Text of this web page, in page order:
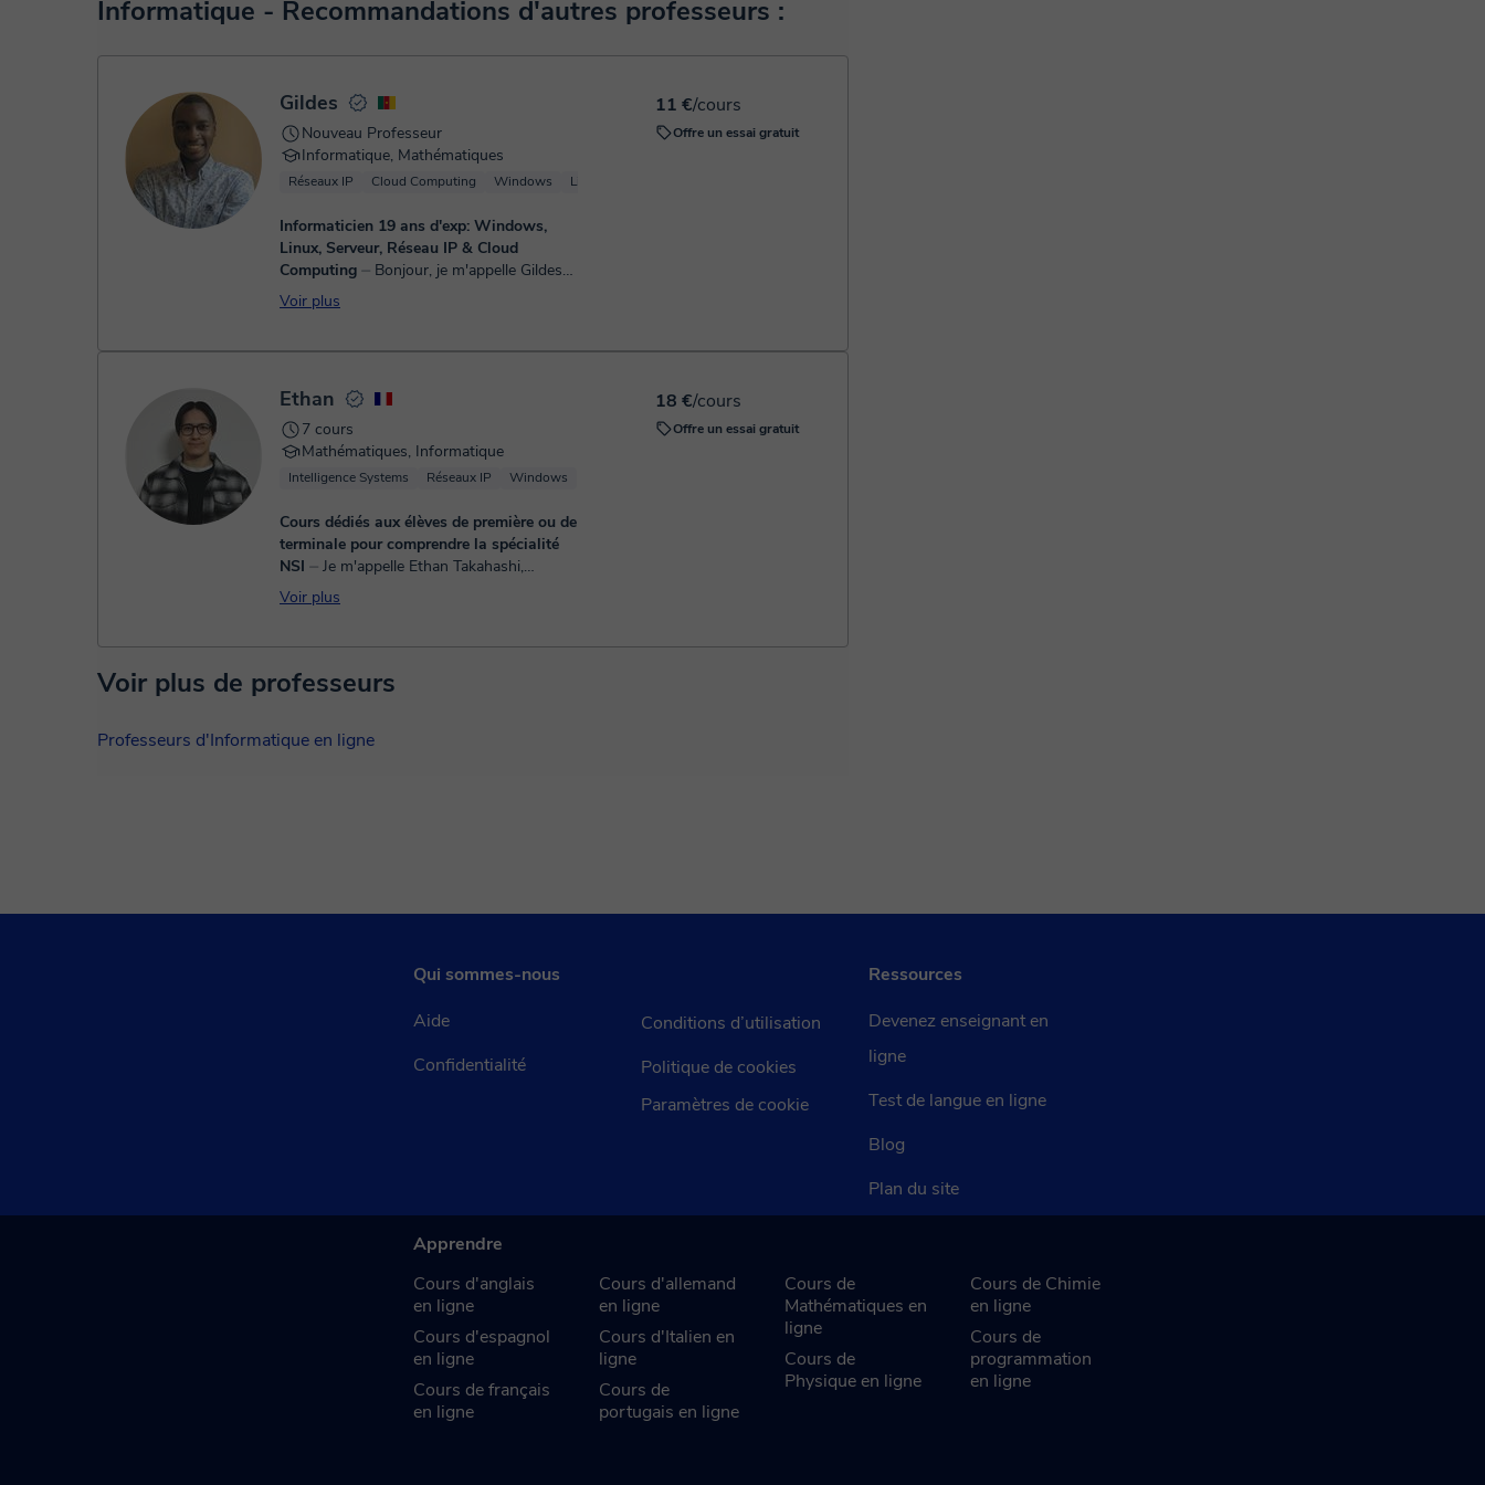
virtuel. Vous avez deux options:
Une fois le paiement réglé, nous vous enverrons un e-mail pour confirmer la réservation.
Informatique - Recommandations d'autres professeurs :
11 €/cours
Offre un essai gratuit
Gildes
Nouveau Professeur
Informatique, Mathématiques
Réseaux IP Cloud Computing Windows Linux
Informaticien 19 ans d'exp: Windows,
Linux, Serveur, Réseau IP & Cloud
Computing ⏤ Bonjour, je m'appelle Gildes
Bembong. Ingénieur en Réseaux et
Télécommunications, titulaire d'un
formation universi...
Voir plus
18 €/cours
Offre un essai gratuit
Ethan
7 cours
Mathématiques, Informatique
Intelligence Systems Réseaux IP Windows
Cours dédiés aux élèves de première ou de
terminale pour comprendre la spécialité
NSI ⏤ Je m'appelle Ethan Takahashi,
étudiant en informatique en France,
détenteur d'un Bac général avec mention
d...
Voir plus
Voir plus de professeurs
Professeurs d'Informatique en ligne
Qui sommes-nous
Aide
Confidentialité
Conditions d’utilisation
Politique de cookies
Paramètres de cookie
Ressources
Devenez enseignant en
ligne
Test de langue en ligne
Blog
Plan du site
Apprendre
Cours d'anglais
en ligne
Cours d'espagnol
en ligne
Cours de français
en ligne
Cours d'allemand
en ligne
Cours d'Italien en
ligne
Cours de
portugais en ligne
Cours de
Mathématiques en
ligne
Cours de
Physique en ligne
Cours de Chimie
en ligne
Cours de
programmation
en ligne